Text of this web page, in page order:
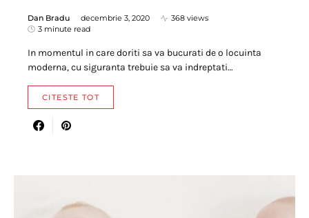
Dan Bradu decembrie 3, 2020
368 views
3 minute read
In momentul in care doriti sa va bucurati de o locuinta
moderna, cu siguranta trebuie sa va indreptati…
CITESTE TOT